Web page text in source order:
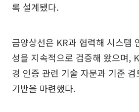
록 설계됐다.
금양상선은 KR과 협력해 시스템
성을 지속적으로 검증해 왔으며,
경 인증 관련 기술 자문과 기준
기반을 마련했다.